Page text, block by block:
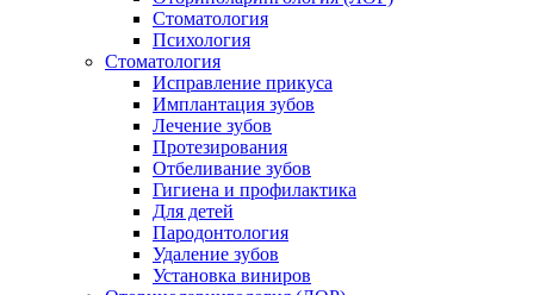
Стоматология
Психология
Стоматология
Исправление прикуса
Имплантация зубов
Лечение зубов
Протезирования
Отбеливание зубов
Гигиена и профилактика
Для детей
Пародонтология
Удаление зубов
Установка виниров